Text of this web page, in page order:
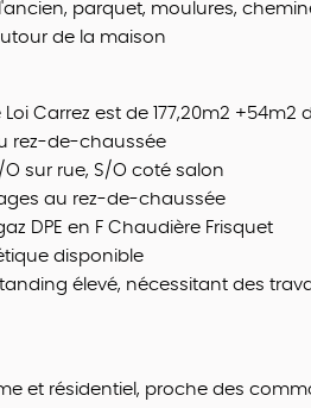
parquet, moulures,
de la maison
Loi Carrez est de 177,20m2
rez-de-chaussée
O sur rue, S/O coté salon
au rez-de-chaussée
DPE en F Chaudière Frisquet
disponible
élevé, nécessitant des
et résidentiel, proche des